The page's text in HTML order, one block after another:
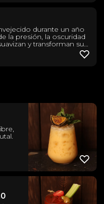
durante un año
la presión, la oscuridad
y transforman su
Petit Verdot y
y elegante, con